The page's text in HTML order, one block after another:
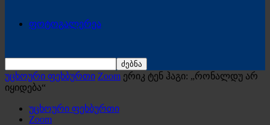
ფოტოგალერეა
უცხოური ფეხბურთი Zoom ერიკ ტენ ჰაგი: „რონალდუ არ
იყიდება“
უცხოური ფეხბურთი
Zoom